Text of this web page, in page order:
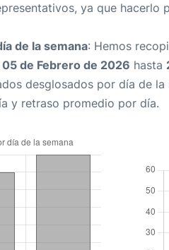
ya que hacerlo
de la semana: Hemos
05 de Febrero de 2026 hasta
desglosados por día de la
y retraso promedio por día.